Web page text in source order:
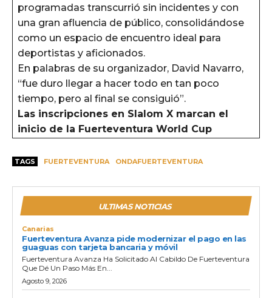
programadas transcurrió sin incidentes y con
una gran afluencia de público, consolidándose
como un espacio de encuentro ideal para
deportistas y aficionados.
En palabras de su organizador, David Navarro,
“fue duro llegar a hacer todo en tan poco
tiempo, pero al final se consiguió”.
Las inscripciones en Slalom X marcan el
inicio de la Fuerteventura World Cup
TAGS FUERTEVENTURA ONDAFUERTEVENTURA
ULTIMAS NOTICIAS
Canarias
Fuerteventura Avanza pide modernizar el pago en las
guaguas con tarjeta bancaria y móvil
Fuerteventura Avanza Ha Solicitado Al Cabildo De Fuerteventura
Que Dé Un Paso Más En...
Agosto 9, 2026